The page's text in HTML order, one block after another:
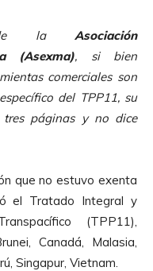
de la Asociación
(Asexma), si bien
comerciales son
del TPP11, su
tres páginas y no dice
que no estuvo exenta
el Tratado Integral y
(TPP11),
Canadá, Malasia,
Singapur, Vietnam.